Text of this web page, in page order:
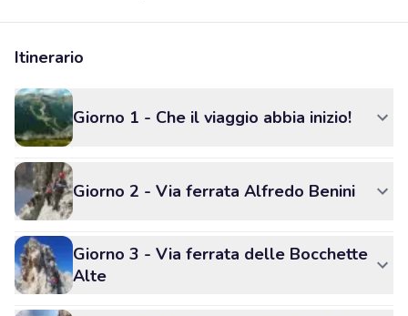
Itinerario
Giorno 1 - Che il viaggio abbia inizio!
Giorno 2 - Via ferrata Alfredo Benini
Giorno 3 - Via ferrata delle Bocchette
Alte